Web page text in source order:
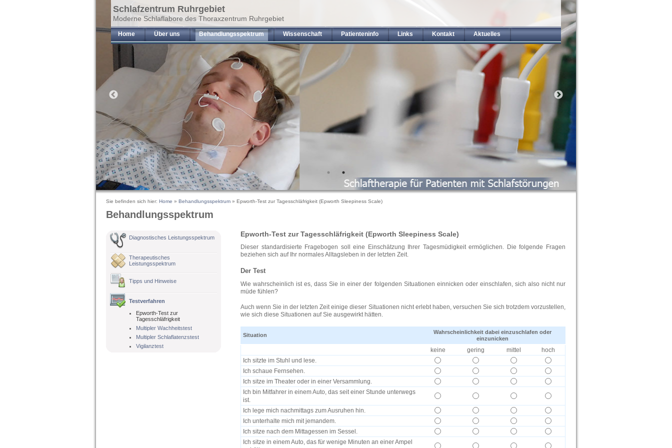
Schlafzentrum Ruhrgebiet
Moderne Schlaflabore des Thoraxzentrum Ruhrgebiet
Home Über uns Behandlungsspektrum Wissenschaft Patienteninfo Links Kontakt Aktuelles
Sie befinden sich hier: Home » Behandlungsspektrum » Epworth-Test zur Tagesschläfrigkeit (Epworth Sleepiness Scale)
Behandlungsspektrum
Diagnostisches Leistungsspektrum
Therapeutisches
Leistungsspektrum
Tipps und Hinweise
Testverfahren
Epworth-Test zur
Tagesschläfrigkeit
Multipler Wachheitstest
Multipler Schlaflatenzstest
Vigilanztest
Epworth-Test zur Tagesschläfrigkeit (Epworth Sleepiness Scale)
Dieser standardisierte Fragebogen soll eine Einschätzung Ihrer Tagesmüdigkeit ermöglichen. Die folgende Fragen
beziehen sich auf Ihr normales Alltagsleben in der letzten Zeit.
Der Test
Wie wahrscheinlich ist es, dass Sie in einer der folgenden Situationen einnicken oder einschlafen, sich also nicht nur
müde fühlen?
Auch wenn Sie in der letzten Zeit einige dieser Situationen nicht erlebt haben, versuchen Sie sich trotzdem vorzustellen,
wie sich diese Situationen auf Sie ausgewirkt hätten.
Situation
Wahrscheinlichkeit dabei einzuschlafen oder
einzunicken
keine gering mittel
hoch
Ich sitzte im Stuhl und lese.
Ich schaue Fernsehen.
Ich sitze im Theater oder in einer Versammlung.
Ich bin Mitfahrer in einem Auto, das seit einer Stunde unterwegs
ist.
Ich lege mich nachmittags zum Ausruhen hin.
Ich unterhalte mich mit jemandem.
Ich sitze nach dem Mittagessen im Sessel.
Ich sitze in einem Auto, das für wenige Minuten an einer Ampel